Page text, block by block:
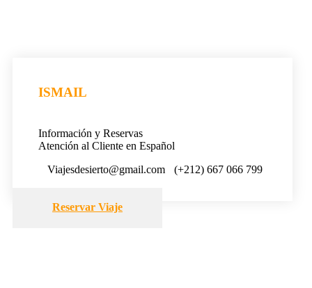
ISMAIL
Información y Reservas
Atención al Cliente en Español
Viajesdesierto@gmail.com
(+212) 667 066 799
Reservar Viaje